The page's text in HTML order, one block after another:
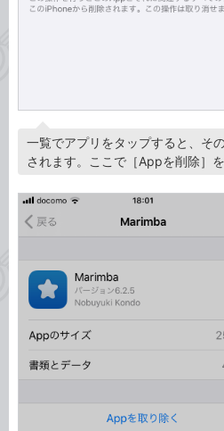
一覧でアプリをタップすると、そ
されます。ここで［Appを削除］